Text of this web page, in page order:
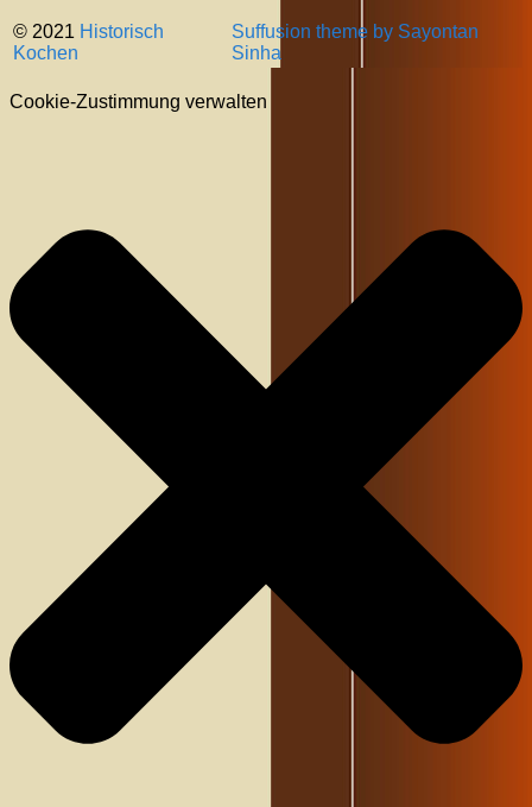
© 2021 Historisch
Kochen
Suffusion theme by Sayontan
Sinha
Cookie-Zustimmung verwalten